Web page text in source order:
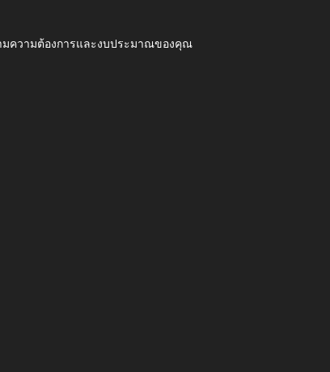
มความต้องการและงบประมาณของคุณ